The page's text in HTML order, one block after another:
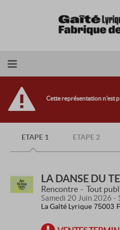
Retour
l'accueil
Cette représentation n'est
ETAPE 1 ETAPE 2
LA DANSE DU
Rencontre Tout
Samedi 20 Juin 2026 -
La Gaîté Lyrique 75003